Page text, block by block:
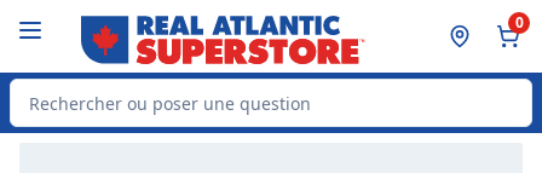
0
Rechercher des produits